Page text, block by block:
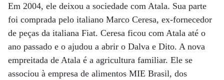
Em 2004, ele deixou a sociedade com Atala. Sua parte
foi comprada pelo italiano Marco Ceresa, ex-fornecedor
de peças da italiana Fiat. Ceresa ficou com Atala até o
ano passado e o ajudou a abrir o Dalva e Dito. A nova
empreitada de Atala é a agricultura familiar. Ele se
associou à empresa de alimentos MIE Brasil, dos